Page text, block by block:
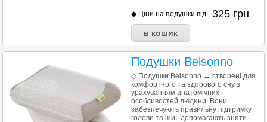
◆ Ціни на подушки від 325 грн
Подушки Belsonno
◇ Подушки Belsonno ↔ створені для
комфортного та здорового сну з
урахуванням анатомічних
особливостей людини. Вони
забезпечують правильну підтримку
голови та шиї, допомагають зняти